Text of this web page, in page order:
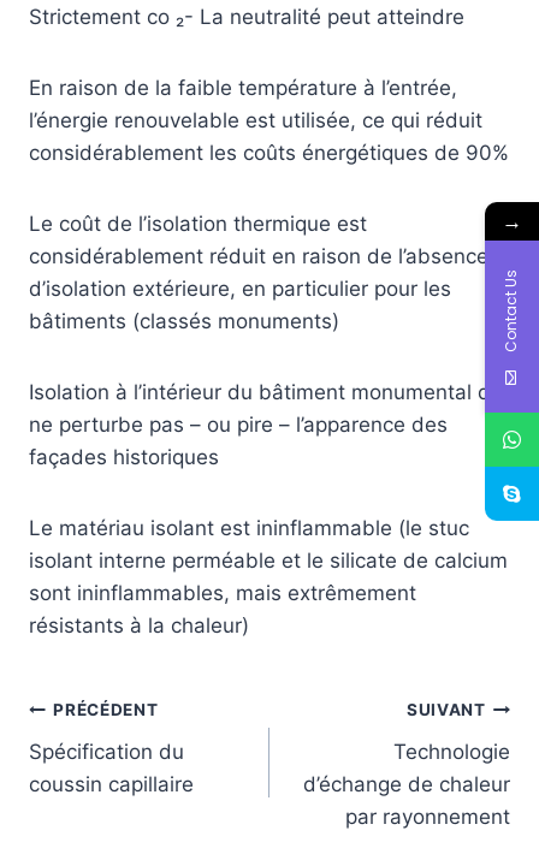
Strictement co ₂- La neutralité peut atteindre
En raison de la faible température à l’entrée,
l’énergie renouvelable est utilisée, ce qui réduit
considérablement les coûts énergétiques de 90%
Le coût de l’isolation thermique est
considérablement réduit en raison de l’absence
d’isolation extérieure, en particulier pour les
bâtiments (classés monuments)
Isolation à l’intérieur du bâtiment monumental qui
ne perturbe pas – ou pire – l’apparence des
façades historiques
Le matériau isolant est ininflammable (le stuc
isolant interne perméable et le silicate de calcium
sont ininflammables, mais extrêmement
résistants à la chaleur)
PRÉCÉDENT
Spécification du
coussin capillaire
SUIVANT
Technologie
d’échange de chaleur
par rayonnement
→
Contact Us